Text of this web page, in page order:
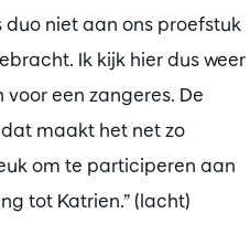
niet aan ons proefstuk
Ik kijk hier dus weer
voor een zangeres. De
dat maakt het net zo
om te participeren aan
tot Katrien.” (lacht)